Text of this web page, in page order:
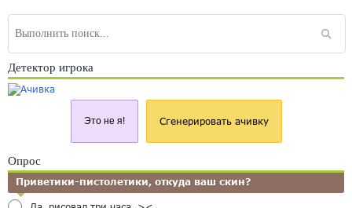
Детектор игрока
Это не я! Сгенерировать ачивку
Опрос
Приветики-пистолетики, откуда ваш скин?